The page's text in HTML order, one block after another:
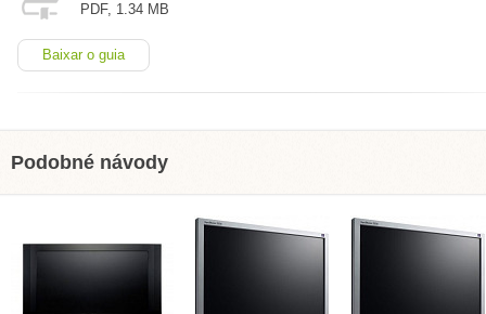
PDF, 1.34 MB
Baixar o guia
Podobné návody